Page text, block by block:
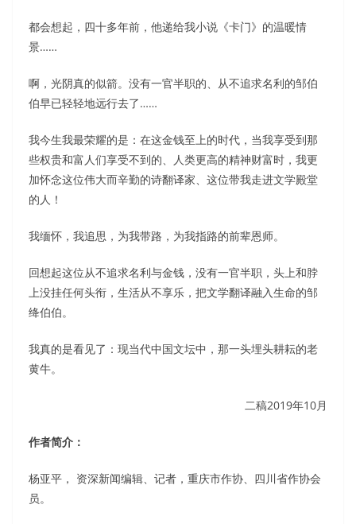
都会想起，四十多年前，他递给我小说《卡门》的温暖情
景……
啊，光阴真的似箭。没有一官半职的、从不追求名利的邹伯
伯早已轻轻地远行去了……
我今生我最荣耀的是：在这金钱至上的时代，当我享受到那
些权贵和富人们享受不到的、人类更高的精神财富时，我更
加怀念这位伟大而辛勤的诗翻译家、这位带我走进文学殿堂
的人！
我缅怀，我追思，为我带路，为我指路的前辈恩师。
回想起这位从不追求名利与金钱，没有一官半职，头上和脖
上没挂任何头衔，生活从不享乐，把文学翻译融入生命的邹
绛伯伯。
我真的是看见了：现当代中国文坛中，那一头埋头耕耘的老
黄牛。
二稿2019年10月
作者简介：
杨亚平， 资深新闻编辑、记者，重庆市作协、四川省作协会
员。